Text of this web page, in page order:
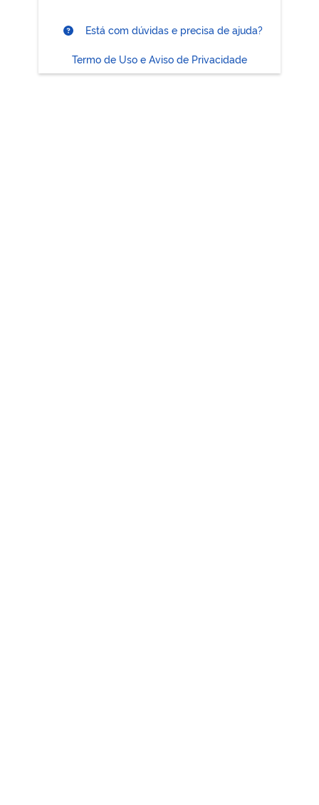
Está com dúvidas e precisa de ajuda?
Termo de Uso e Aviso de Privacidade